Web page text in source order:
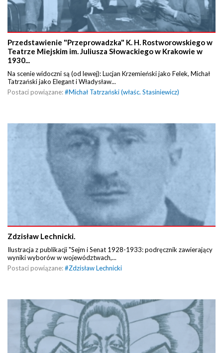
Przedstawienie "Przeprowadzka" K. H. Rostworowskiego w
Teatrze Miejskim im. Juliusza Słowackiego w Krakowie w
1930...
Na scenie widoczni są (od lewej): Lucjan Krzemieński jako Felek, Michał
Tatrzański jako Elegant i Władysław...
Postaci powiązane:#Michał Tatrzański (właśc. Stasiniewicz)
Zdzisław Lechnicki.
Ilustracja z publikacji "Sejm i Senat 1928-1933: podręcznik zawierający
wyniki wyborów w województwach,...
Postaci powiązane:#Zdzisław Lechnicki